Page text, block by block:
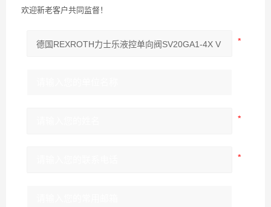
欢迎新老客户共同监督！